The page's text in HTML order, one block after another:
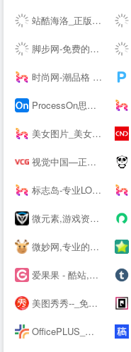
站酷海洛_正版图片_视频_字体_音乐素材交易平台_站酷旗下品牌
脚步网-免费的在线简历制作平台-3万套个人简历模板
时尚网-潮品格 新时尚
ProcessOn思维导图、流程图-思维导图模板_思维导图软件免费下载_在线作图协作工具
美女图片_美女壁纸_写真女神_极品尤物_宅男女神尽在—奇妙尤物网
视觉中国—正版高清图片、视频、音乐、字体下载—商业图片下载网站
标志岛-专业LOGO素材下载平台
微元素,游戏资源下载,游戏原画,手机游戏资源,游戏开发资源 - Element3ds.com!
微妙网,专业的动画师、特效师、CG模型设计师网站！ - wmiao.com
爱果果 - 酷站,H5,UI,网页模板、素材免费下载,案例欣赏
美图秀秀--_免费在线P图抠图拼图_证件照制作
OfficePLUS_微软官方Office模板服务平台_ppt模板_会员免费_工作总结_求职简历